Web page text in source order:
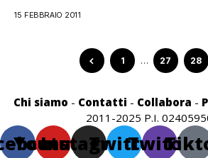
15 FEBBRAIO 2011
1 … 27 28
Chi siamo - Contatti - Collabora -
2011-2025 P.I.
Youtube
Instagram
TwitterTwitch